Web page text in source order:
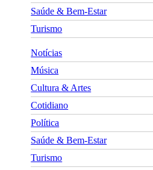
Saúde & Bem-Estar
Turismo
Notícias
Música
Cultura & Artes
Cotidiano
Política
Saúde & Bem-Estar
Turismo